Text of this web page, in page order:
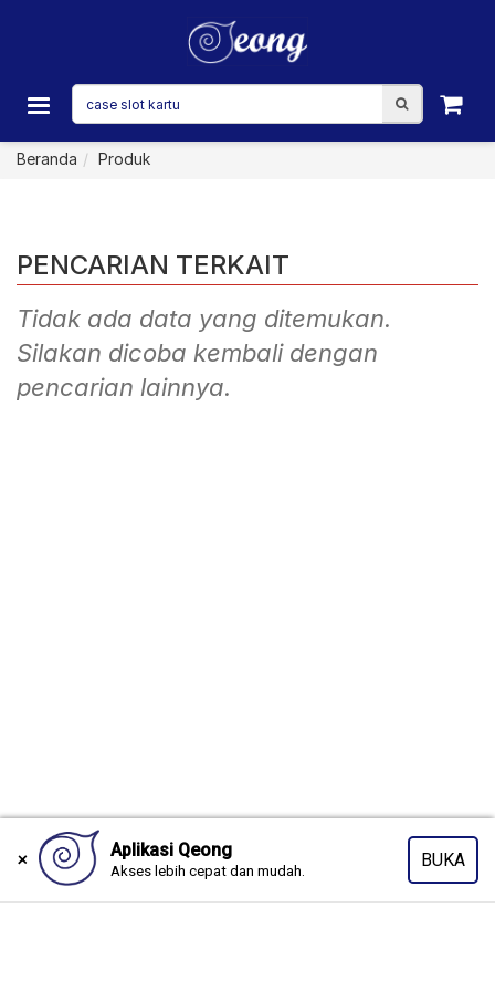
Beranda Produk
PENCARIAN TERKAIT
Tidak ada data yang ditemukan.
Silakan dicoba kembali dengan
pencarian lainnya.